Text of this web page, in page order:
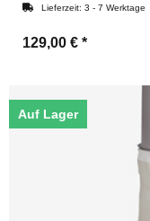
Lieferzeit: 3 - 7 Werktage
129,00 € *
Auf Lager